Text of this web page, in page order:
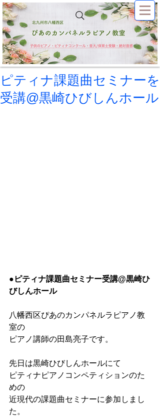
ピティナ課題曲セミナーを
受講@黒崎ひびしんホール
●ピティナ課題曲セミナー受講@黒崎ひ
びしんホール
八幡西区ぴあのカンパネルラピアノ教
室の
ピアノ講師の田島亮子です。
先日は黒崎ひびしんホールにて
ピティナピアノコンペティションのた
めの
近現代の課題曲セミナーに参加しまし
た。